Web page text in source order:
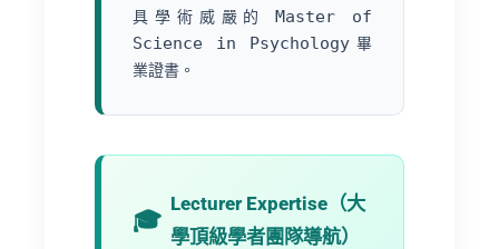
具學術威嚴的 Master of
Science in Psychology 畢
業證書。
Lecturer Expertise（大
學頂級學者團隊導航）